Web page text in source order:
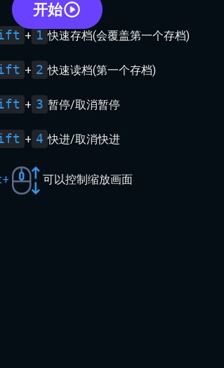
+ 1 快速存档(会覆盖第一个存档)
+ 2 快速读档(第一个存档)
+ 3 暂停/取消暂停
+ 4 快进/取消快进
可以控制缩放画面
开始